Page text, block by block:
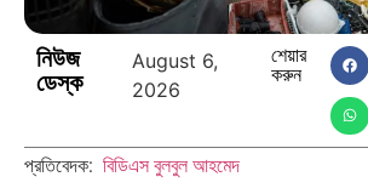
এশিয়ান সেঞ্চুরির দ্বৈরথ: চীন-ভারতের
নিউজ
ডেস্ক
August 6,
2026
শেয়ার
করুন
প্রতিবেদক: বিডিএস বুলবুল আহমেদ